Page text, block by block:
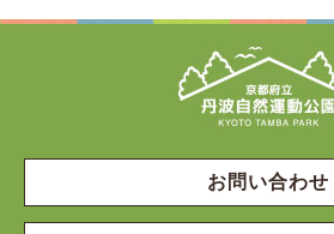
お問い合わせ